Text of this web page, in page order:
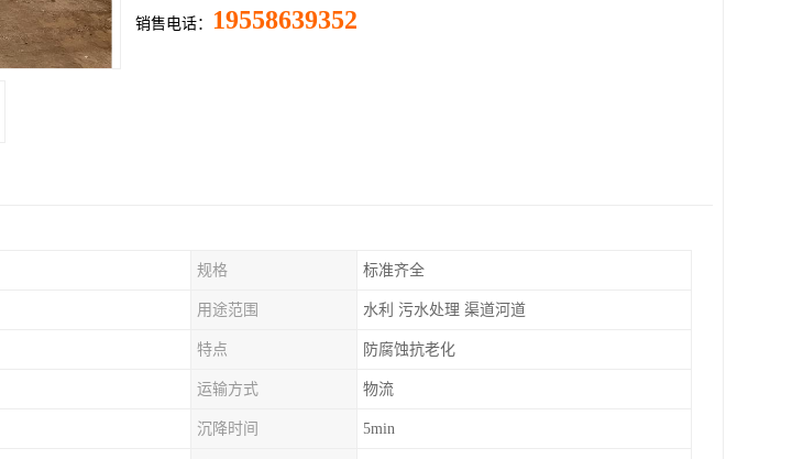
销售电话： 19558639352
规格 标准齐全
用途范围 水利 污水处理 渠道河道
特点 防腐蚀抗老化
运输方式 物流
沉降时间 5min